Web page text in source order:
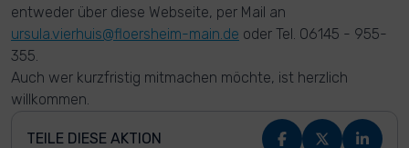
entweder über diese Webseite, per Mail an
ursula.vierhuis@floersheim-main.de oder Tel. 06145 - 955-
355.
Auch wer kurzfristig mitmachen möchte, ist herzlich
willkommen.
TEILE DIESE AKTION